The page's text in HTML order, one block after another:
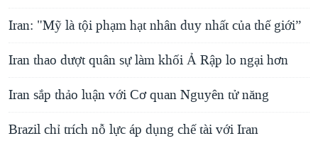
Iran: "Mỹ là tội phạm hạt nhân duy nhất của thế giới”
Iran thao dượt quân sự làm khối Ả Rập lo ngại hơn
Iran sắp thảo luận với Cơ quan Nguyên tử năng
Brazil chỉ trích nỗ lực áp dụng chế tài với Iran